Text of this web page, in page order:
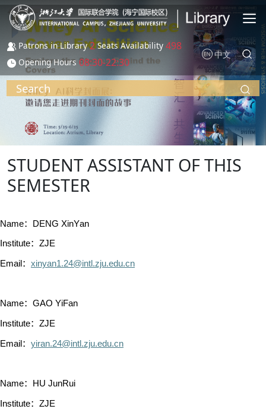
Skip to main content
Patrons in Library 2 Seats Availability 498
Opening Hours 08:30-22:30
中文
Search
STUDENT ASSISTANT OF THIS
SEMESTER
Name：DENG XinYan
Institute：ZJE
Email： xinyan1.24@intl.zju.edu.cn
Name：GAO YiFan
Institute：ZJE
Email： yiran.24@intl.zju.edu.cn
Name：HU JunRui
Institute：ZJE